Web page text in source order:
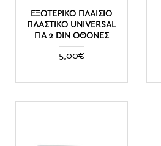
ΕΞΩΤΕΡΙΚΌ ΠΛΑΊΣΙΟ
ΠΛΑΣΤΙΚΌ UNIVERSAL
ΓΙΑ 2 DIN ΟΘΌΝΕΣ
5,00€